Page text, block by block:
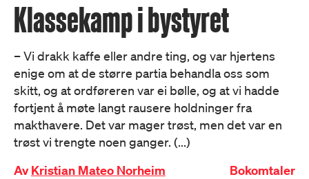
Klassekamp i bystyret
– Vi drakk kaffe eller andre ting, og var hjertens
enige om at de større partia behandla oss som
skitt, og at ordføreren var ei bølle, og at vi hadde
fortjent å møte langt rausere holdninger fra
makthavere. Det var mager trøst, men det var en
trøst vi trengte noen ganger. (...)
AvKristian Mateo Norheim Bokomtaler